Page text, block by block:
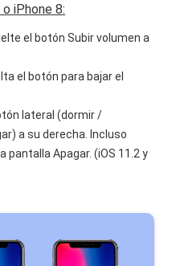
iPhone 8:
el botón Subir volumen a
el botón para bajar el
lateral (dormir /
a su derecha. Incluso
pantalla Apagar. (iOS 11.2 y